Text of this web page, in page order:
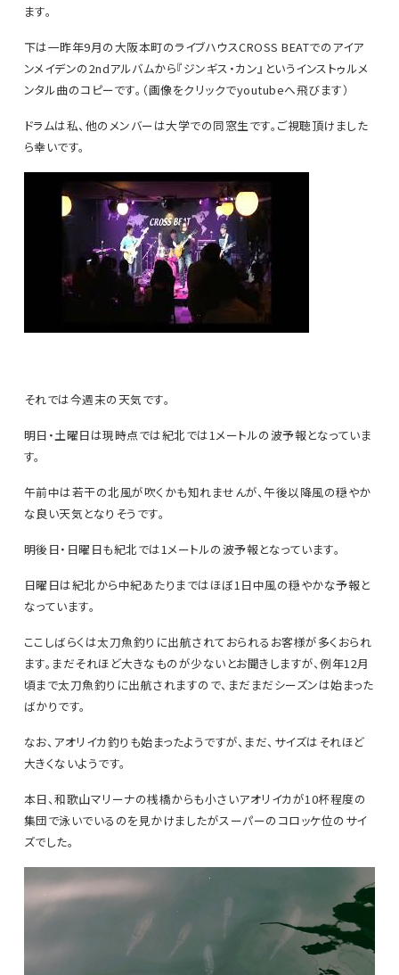
ます。
下は一昨年9月の大阪本町のライブハウスCROSS BEATでのアイア
ンメイデンの2ndアルバムから『ジンギス・カン』というインストゥルメ
ンタル曲のコピーです。（画像をクリックでyoutubeへ飛びます）
ドラムは私、他のメンバーは大学での同窓生です。ご視聴頂けました
ら幸いです。
それでは今週末の天気です。
明日・土曜日は現時点では紀北では1メートルの波予報となっていま
す。
午前中は若干の北風が吹くかも知れませんが、午後以降風の穏やか
な良い天気となりそうです。
明後日・日曜日も紀北では1メートルの波予報となっています。
日曜日は紀北から中紀あたりまではほぼ1日中風の穏やかな予報と
なっています。
ここしばらくは太刀魚釣りに出航されておられるお客様が多くおられ
ます。まだそれほど大きなものが少ないとお聞きしますが、例年12月
頃まで太刀魚釣りに出航されますので、まだまだシーズンは始まった
ばかりです。
なお、アオリイカ釣りも始まったようですが、まだ、サイズはそれほど
大きくないようです。
本日、和歌山マリーナの桟橋からも小さいアオリイカが10杯程度の
集団で泳いでいるのを見かけましたがスーパーのコロッケ位のサイ
ズでした。